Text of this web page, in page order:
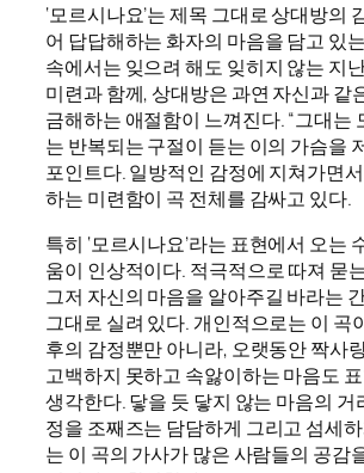
‘모르시나요’는 제목 그대로 상대방의
어 답답해하는 화자의 마음을 담고 있
속에서는 잊으려 해도 잊히지 않는 지
미련과 함께, 상대방은 과연 자신과 같
금해하는 애절함이 느껴진다. “그대는
는 반복되는 구절이 듣는 이의 가슴을
포인트다. 일방적인 감정에 지쳐가면
하는 미련함이 곡 전체를 감싸고 있다.
특히 ‘모르시나요’라는 표현에서 오는
움이 인상적이다. 적극적으로 따져 묻
그저 자신의 마음을 알아주길 바라는
그대로 실려 있다. 개인적으로는 이 곡
후의 감정뿐만 아니라, 오랫동안 짝사
고백하지 못하고 속앓이하는 마음도
생각한다. 닿을 듯 닿지 않는 마음의 거
정을 조째즈는 담담하게 그리고 섬세
는 이 곡의 가사가 많은 사람들의 공감